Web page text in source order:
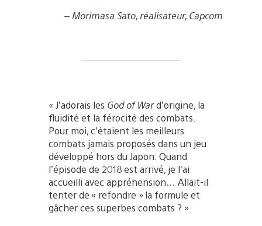
– Morimasa Sato, réalisateur, Capcom
« J’adorais les God of Ward’origine, la
fluidité et la férocité des combats.
Pour moi, c’étaient les meilleurs
combats jamais proposés dans un jeu
développé hors du Japon. Quand
l’épisode de 2018 est arrivé, je l’ai
accueilli avec appréhension… Allait-il
tenter de « refondre » la formule et
gâcher ces superbes combats ? »